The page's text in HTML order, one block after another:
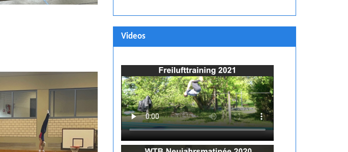
Videos